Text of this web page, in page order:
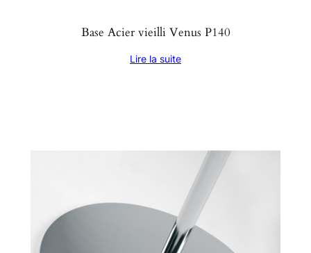
Base Acier vieilli Venus P140
Lire la suite